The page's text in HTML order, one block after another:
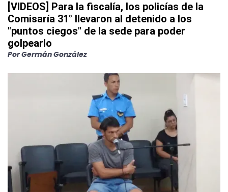
[VIDEOS] Para la fiscalía, los policías de la
Comisaría 31° llevaron al detenido a los
"puntos ciegos" de la sede para poder
golpearlo
PorGermán González